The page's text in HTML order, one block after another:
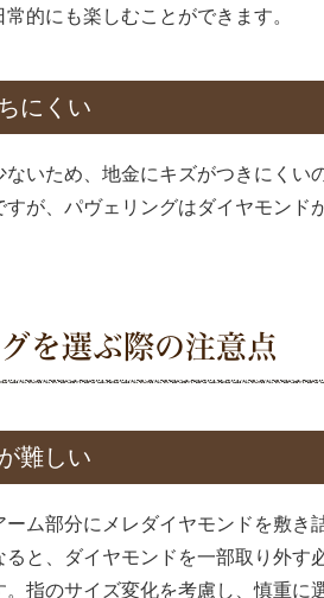
的にも楽しむことができます。
にくい
いため、地金にキズがつきにく
すが、パヴェリングはダイヤモン
を選ぶ際の注意点
難しい
ム部分にメレダイヤモンドを敷
ると、ダイヤモンドを一部取り外
指のサイズ変化を考慮し、慎重に